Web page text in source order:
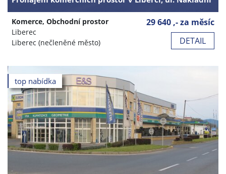
Komerce, Obchodní prostor
Liberec
Liberec (nečleněné město)
29 640 ,- za měsíc
DETAIL
top nabídka